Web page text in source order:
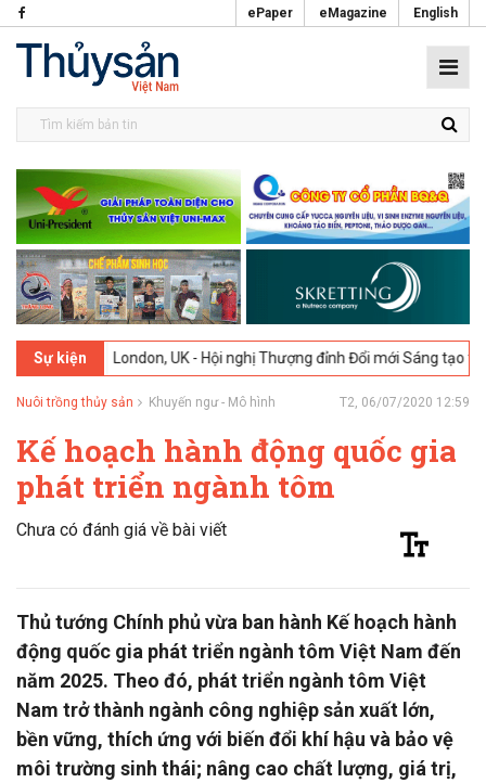
ePaper eMagazine English
Sự kiện
2026 London, UK - Hội nghị Thượng đỉnh Đổi mới Sáng tạo trong
Nuôi trồng thủy sản Khuyến ngư - Mô hình T2, 06/07/2020 12:59
Kế hoạch hành động quốc gia
phát triển ngành tôm
Chưa có đánh giá về bài viết
Thủ tướng Chính phủ vừa ban hành Kế hoạch hành
động quốc gia phát triển ngành tôm Việt Nam đến
năm 2025. Theo đó, phát triển ngành tôm Việt
Nam trở thành ngành công nghiệp sản xuất lớn,
bền vững, thích ứng với biến đổi khí hậu và bảo vệ
môi trường sinh thái; nâng cao chất lượng, giá trị,